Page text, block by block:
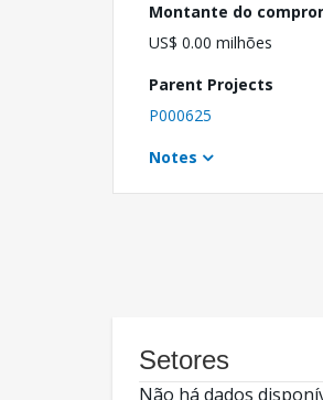
Montante do
US$ 0.00 milhões
Parent Projects
P000625
Notes
Setores
Não há dados